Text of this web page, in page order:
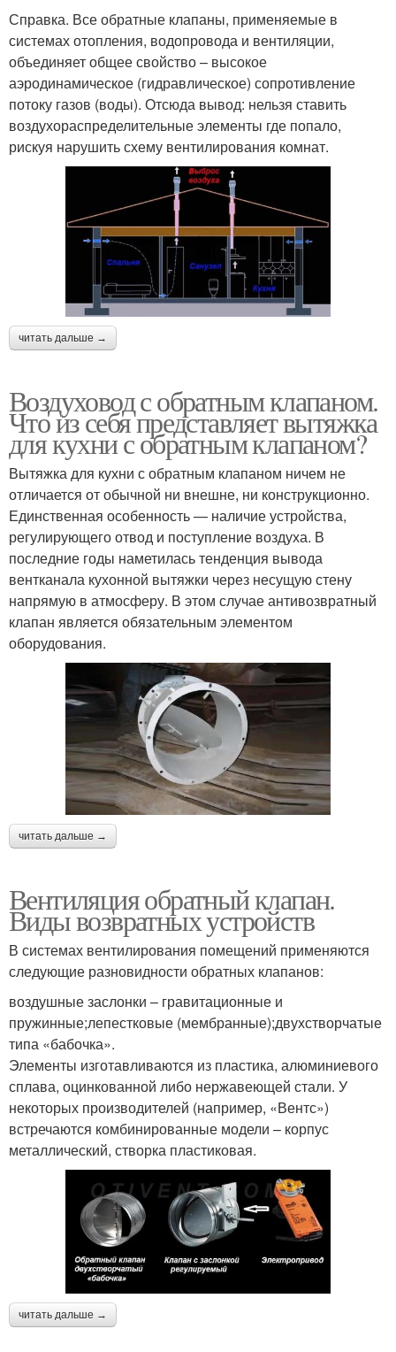
Справка. Все обратные клапаны, применяемые в
системах отопления, водопровода и вентиляции,
объединяет общее свойство – высокое
аэродинамическое (гидравлическое) сопротивление
потоку газов (воды). Отсюда вывод: нельзя ставить
воздухораспределительные элементы где попало,
рискуя нарушить схему вентилирования комнат.
читать дальше →
Воздуховод с обратным клапаном.
Что из себя представляет вытяжка
для кухни с обратным клапаном?
Вытяжка для кухни с обратным клапаном ничем не
отличается от обычной ни внешне, ни конструкционно.
Единственная особенность — наличие устройства,
регулирующего отвод и поступление воздуха. В
последние годы наметилась тенденция вывода
вентканала кухонной вытяжки через несущую стену
напрямую в атмосферу. В этом случае антивозвратный
клапан является обязательным элементом
оборудования.
читать дальше →
Вентиляция обратный клапан.
Виды возвратных устройств
В системах вентилирования помещений применяются
следующие разновидности обратных клапанов:
воздушные заслонки – гравитационные и
пружинные;лепестковые (мембранные);двухстворчатые
типа «бабочка».
Элементы изготавливаются из пластика, алюминиевого
сплава, оцинкованной либо нержавеющей стали. У
некоторых производителей (например, «Вентс»)
встречаются комбинированные модели – корпус
металлический, створка пластиковая.
читать дальше →